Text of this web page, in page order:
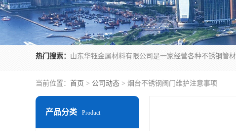
热门搜索：
当前位置： 首页 > 公司动态 > 烟台不锈钢阀门维护注意事项
产品分类 Product